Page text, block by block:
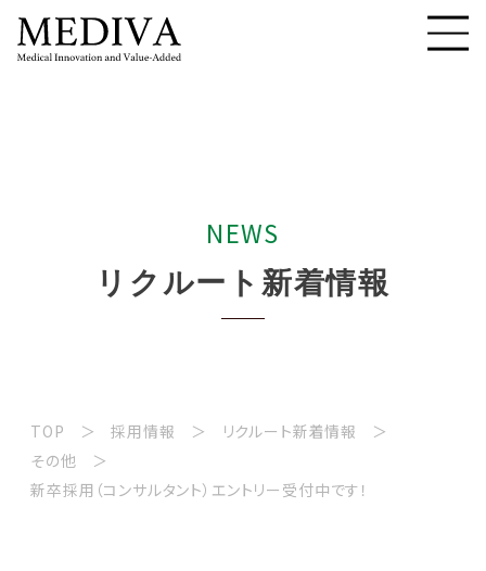
NEWS
リ クルー ト 新着情報
TOP 採用情報
リクルート新着情報
その他
新卒採用（コンサルタント）エントリー受付中です！